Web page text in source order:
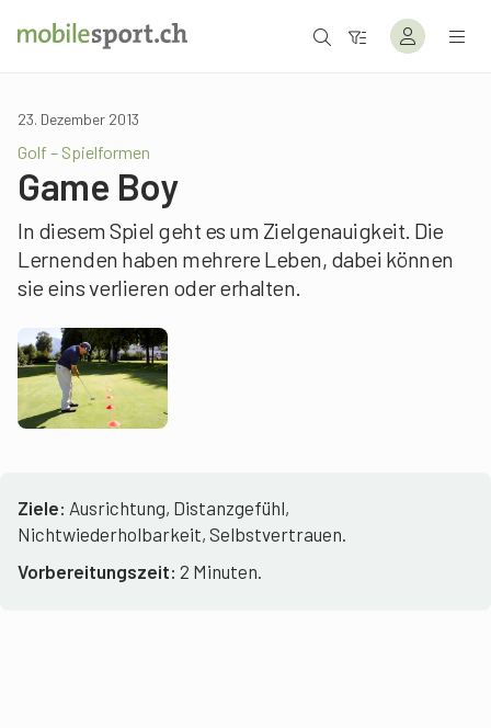
23. Dezember 2013
Golf – Spielformen
Game Boy
In diesem Spiel geht es um Zielgenauigkeit. Die
Lernenden haben mehrere Leben, dabei können
sie eins verlieren oder erhalten.
Ziele: Ausrichtung, Distanzgefühl,
Nichtwiederholbarkeit, Selbstvertrauen.
Vorbereitungszeit: 2 Minuten.